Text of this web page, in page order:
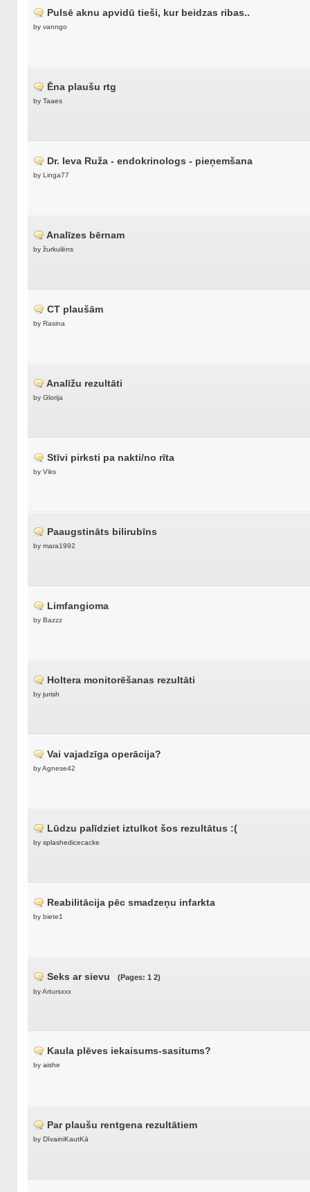
Pulsē aknu apvidū tieši, kur beidzas ribas..
by vanngo
Ēna plaušu rtg
by Taaes
Dr. Ieva Ruža - endokrinologs - pieņemšana
by Linga77
Analīzes bērnam
by žurkulēns
CT plaušām
by Rasina
Analīžu rezultāti
by Glorija
Stīvi pirksti pa nakti/no rīta
by Viks
Paaugstināts bilirubīns
by mara1992
Limfangioma
by Bazzz
Holtera monitorēšanas rezultāti
by jurish
Vai vajadzīga operācija?
by Agnese42
Lūdzu palīdziet iztulkot šos rezultātus :(
by splashedicecacke
Reabilitācija pēc smadzeņu infarkta
by biete1
Seks ar sievu (Pages: 1 2)
by Artursxxx
Kaula plēves iekaisums-sasitums?
by aishe
Par plaušu rentgena rezultātiem
by DīvainiKautKā